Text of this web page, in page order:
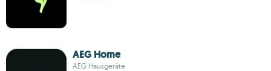
AEG Home
AEG Hausgeräte